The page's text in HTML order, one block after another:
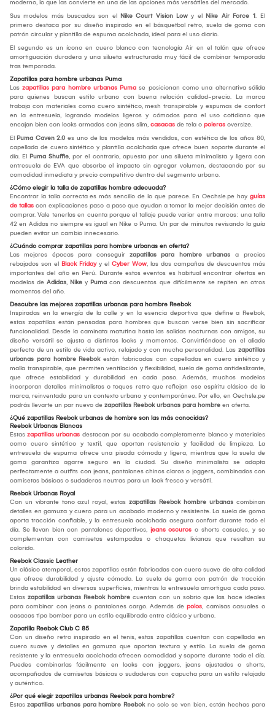
moderno, lo que las convierte en una de las opciones más versátiles del mercado.
Sus modelos más buscados son el Nike Court Vision Low y el Nike Air Force 1. El
primero destaca por su diseño inspirado en el básquetbol retro, suela de goma con
patrón circular y plantilla de espuma acolchada, ideal para el uso diario.
El segundo es un ícono en cuero blanco con tecnología Air en el talón que ofrece
amortiguación duradera y una silueta estructurada muy fácil de combinar temporada
tras temporada.
Zapatillas para hombre urbanas Puma
Las zapatillas para hombre urbanas Puma se posicionan como una alternativa sólida
para quienes buscan estilo urbano con buena relación calidad-precio. La marca
trabaja con materiales como cuero sintético, mesh transpirable y espumas de confort
en la entresuela, logrando modelos ligeros y cómodos para el uso cotidiano que
encajan bien con looks armados con jeans slim, casacas de tela o poleras oversize.
El Puma Caven 2.0 es uno de los modelos más vendidos, con estética de los años 80,
capellada de cuero sintético y plantilla acolchada que ofrece buen soporte durante el
día. El Puma Shuffle, por el contrario, apuesta por una silueta minimalista y ligera con
entresuela de EVA que absorbe el impacto sin agregar volumen, destacando por su
comodidad inmediata y precio competitivo dentro del segmento urbano.
¿Cómo elegir la talla de zapatillas hombre adecuada?
Encontrar la talla correcta es más sencillo de lo que parece. En Oechsle.pe hay guías
de tallas con explicaciones paso a paso que ayudan a tomar la mejor decisión antes de
comprar. Vale tenerlas en cuenta porque el tallaje puede variar entre marcas: una talla
42 en Adidas no siempre es igual en Nike o Puma. Un par de minutos revisando la guía
pueden evitar un cambio innecesario.
¿Cuándo comprar zapatillas para hombre urbanas en oferta?
Las mejores épocas para conseguir zapatillas para hombre urbanas a precios
rebajados son el Black Fridayy el Cyber Wow, las dos campañas de descuentos más
importantes del año en Perú. Durante estos eventos es habitual encontrar ofertas en
modelos de Adidas, Nike y Puma con descuentos que difícilmente se repiten en otros
momentos del año.
Descubre las mejores zapatillas urbanas para hombre Reebok
Inspiradas en la energía de la calle y en la esencia deportiva que define a Reebok,
estas zapatillas están pensadas para hombres que buscan verse bien sin sacrificar
funcionalidad. Desde la caminata matutina hasta las salidas nocturnas con amigos, su
diseño versátil se ajusta a distintos looks y momentos. Convirtiéndose en el aliado
perfecto de un estilo de vida activo, relajado y con mucha personalidad. Las zapatillas
urbanas para hombre Reebok están fabricadas con capelladas en cuero sintético y
malla transpirable, que permiten ventilación y flexibilidad, suela de goma antideslizante,
que ofrece estabilidad y durabilidad en cada paso. Además, muchos modelos
incorporan detalles minimalistas o toques retro que reflejan ese espíritu clásico de la
marca, reinventado para un contexto urbano y contemporáneo. Por ello, en Oechsle.pe
podrás llevarte un par nuevo de zapatillas Reebok urbanas para hombre en oferta.
¿Qué zapatillas Reebok urbanas de hombre son las más conocidas?
Reebok Urbanas Blancas
Estas zapatillas urbanas destacan por su acabado completamente blanco y materiales
como cuero sintético y textil, que aportan resistencia y facilidad de limpieza. La
entresuela de espuma ofrece una pisada cómoda y ligera, mientras que la suela de
goma garantiza agarre seguro en la ciudad. Su diseño minimalista se adapta
perfectamente a outfits con jeans, pantalones chinos claros o joggers, combinados con
camisetas básicas o sudaderas neutras para un look fresco y versátil.
Reebok Urbanas Royal
Con un vibrante tono azul royal, estas zapatillas Reebok hombre urbanas combinan
detalles en gamuza y cuero para un acabado moderno y resistente. La suela de goma
aporta tracción confiable, y la entresuela acolchada asegura confort durante todo el
día. Se llevan bien con pantalones deportivos, jeans oscuros o shorts casuales, y se
complementan con camisetas estampadas o chaquetas livianas que resaltan su
colorido.
Reebok Classic Leather
Un clásico atemporal, estas zapatillas están fabricadas con cuero suave de alta calidad
que ofrece durabilidad y ajuste cómodo. La suela de goma con patrón de tracción
brinda estabilidad en diversas superficies, mientras la entresuela amortigua cada paso.
Estas zapatillas urbanas Reebok hombre cuentan con un sobrio que las hace ideales
para combinar con jeans o pantalones cargo. Además de polos, camisas casuales o
casacas tipo bomber para un estilo equilibrado entre clásico y urbano.
Zapatilla Reebok Club C 85
Con un diseño retro inspirado en el tenis, estas zapatillas cuentan con capellada en
cuero suave y detalles en gamuza que aportan textura y estilo. La suela de goma
resistente y la entresuela acolchada ofrecen comodidad y soporte durante todo el día.
Puedes combinarlas fácilmente en looks con joggers, jeans ajustados o shorts,
acompañados de camisetas básicas o sudaderas con capucha para un estilo relajado
y auténtico.
¿Por qué elegir zapatillas urbanas Reebok para hombre?
Estas zapatillas urbanas para hombre Reebokno solo se ven bien, están hechas para